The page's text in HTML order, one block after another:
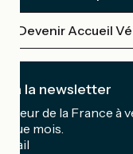
Devenir Accueil
à la newsletter
de la France à
mois.
mail